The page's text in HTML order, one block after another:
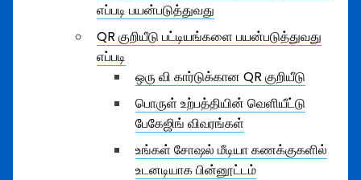
எப்படி பயன்படுத்துவது
QR குறியீடு பட்டியங்களை பயன்படுத்துவது
எப்படி
ஒரு வி கார்டுக்கான QR குறியீடு
பொருள் உற்பத்தியின் வெளியீட்டு
பேகேஜிங் விவரங்கள்
உங்கள் சோஷல் மீடியா கணக்குகளில்
உடனடியாக பின்னூட்டம்